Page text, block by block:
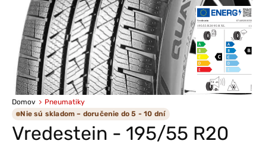
Domov
Pneumatiky
Nie sú skladom – doručenie do 5 - 10 dní
Vredestein - 195/55 R20